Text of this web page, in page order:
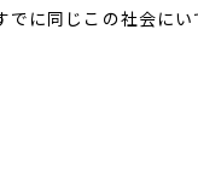
でに同じこの社会に